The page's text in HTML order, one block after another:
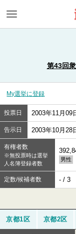
第43回
My選挙に登録
投票日 2003年11月09
告示日 2003年10月28
有権者数
※無投票時は選挙
人名簿登録者数
男性
定数/候補者数 - / 3
京都1区 京都2区